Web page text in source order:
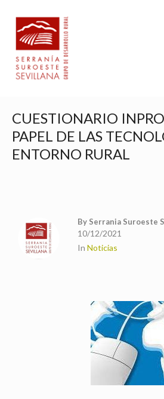
CUESTIONARIO
PAPEL DE LAS
ENTORNO RURAL
By Serrania Suroeste
10/12/2021
In Noticias